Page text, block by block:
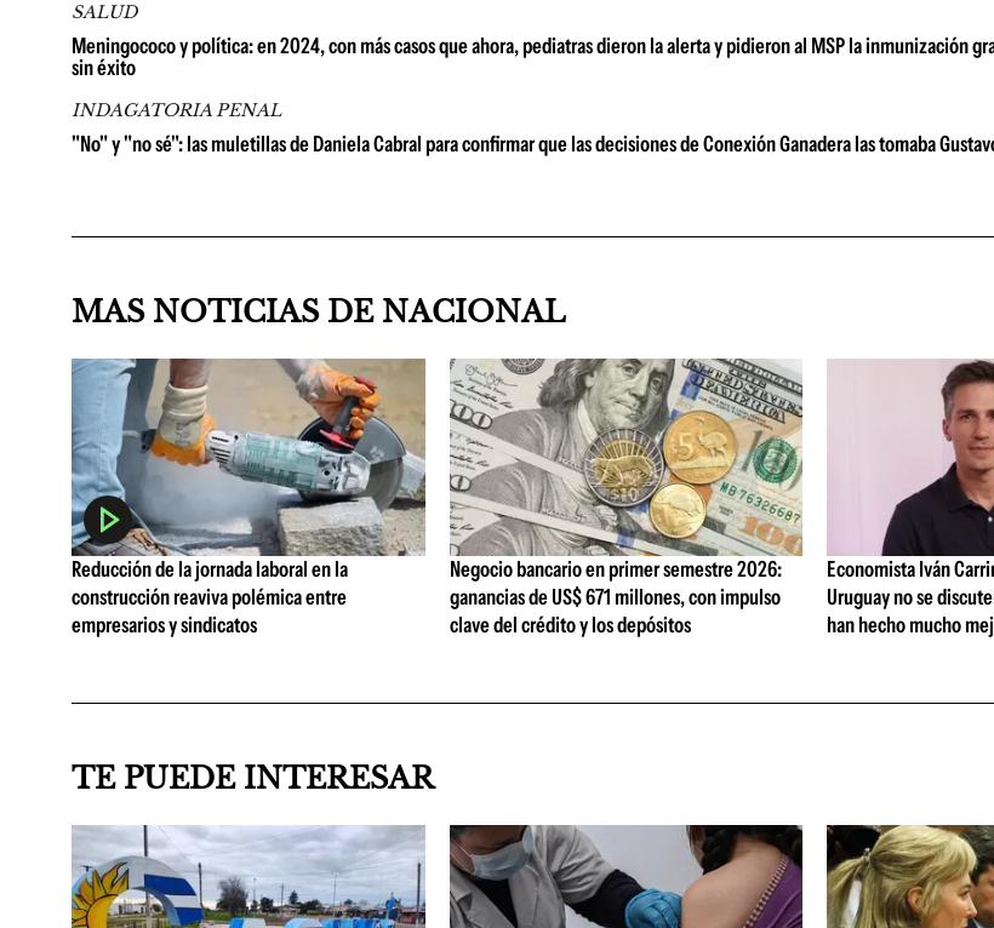
SALUD
Meningococo y política: en 2024, con más casos que ahora, pediatras dieron la alerta y pidieron al MSP la inmunización
sin éxito
INDAGATORIA PENAL
"No" y "no sé": las muletillas de Daniela Cabral para confirmar que las decisiones de Conexión Ganadera las tomaba
MAS NOTICIAS DE NACIONAL
Reducción de la jornada laboral en la
construcción reaviva polémica entre
empresarios y sindicatos
Negocio bancario en primer semestre 2026:
ganancias de US$ 671 millones, con impulso
clave del crédito y los depósitos
Economista Iván
Uruguay no se
han hecho mucho
TE PUEDE INTERESAR